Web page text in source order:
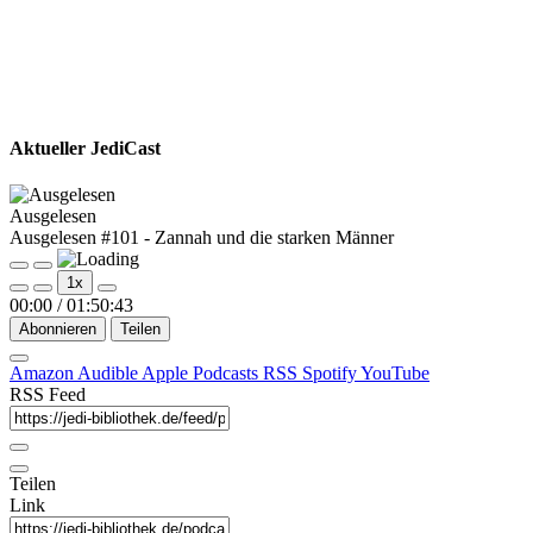
Aktueller JediCast
Ausgelesen
Ausgelesen #101 - Zannah und die starken Männer
Play
Episode
Pause
Episode
1x
00:00 / 01:50:43
Abonnieren Teilen
Amazon Audible Apple Podcasts RSS SpotifyYouTube
RSS Feed
Teilen
Link